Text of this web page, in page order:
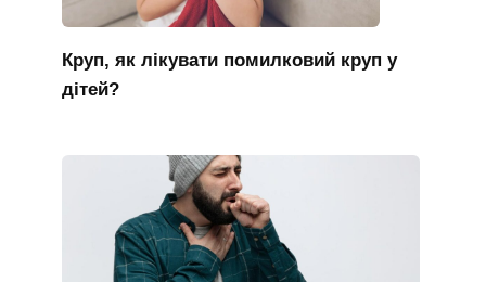
Круп, як лікувати помилковий круп у
дітей?